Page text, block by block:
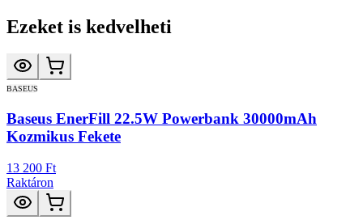
Ezeket is kedvelheti
BASEUS
Baseus EnerFill 22.5W Powerbank 30000mAh
Kozmikus Fekete
13 200 Ft
Raktáron